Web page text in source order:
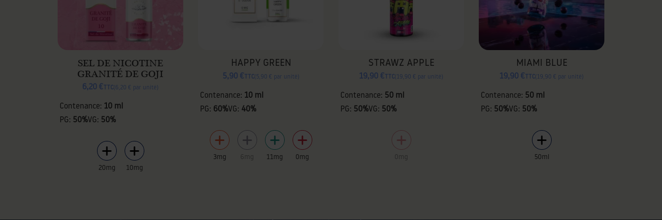
SEL DE NICOTINE
GRANITÉ DE GOJI
6,20 € TTC 6,20 € par unité
Contenance: 10 ml
PG: 50%VG: 50%
20mg 10mg
HAPPY GREEN
5,90 € TTC 5,90 € par unité
Contenance: 10 ml
PG: 60%VG: 40%
3mg 6mg 11mg 0mg
STRAWZ APPLE
19,90 € TTC 19,90 € par unité
Contenance: 50 ml
PG: 50%VG: 50%
0mg
MIAMI BLUE
19,90 € TTC 19,90 € par unité
Contenance: 50 ml
PG: 50%VG: 50%
50ml